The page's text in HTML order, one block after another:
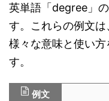
英単語「degree」
す。これらの例文
様々な意味と使い
す。
例文